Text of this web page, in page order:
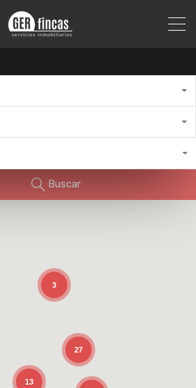
Buscar
27
13
3